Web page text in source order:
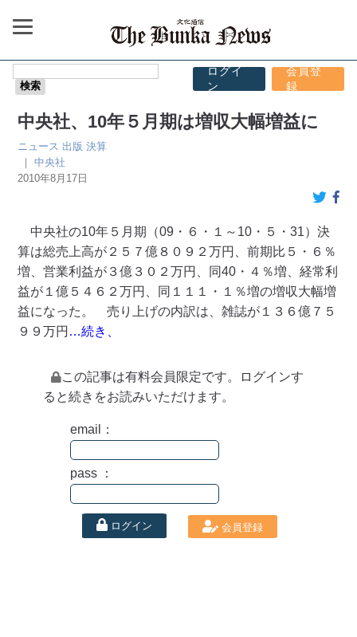
ログイ
ン
会員登
録
中央社、10年５月期は増収大幅増益に
ニュース 出版 決算
｜中央社
2010年8月17日
中央社の10年５月期（09・６・１～10・５・31）決
算は総売上高が２５７億８０９２万円、前期比５・６％
増、営業利益が３億３０２万円、同40・４％増、経常利
益が１億５４６２万円、同１１１・１％増の増収大幅増
益になった。 売り上げの内訳は、雑誌が１３６億７５
９９万円 …続き、
この記事は有料会員限定です。ログインす
ると続きをお読みいただけます。
email：
pass ：
ログイン 会員登録